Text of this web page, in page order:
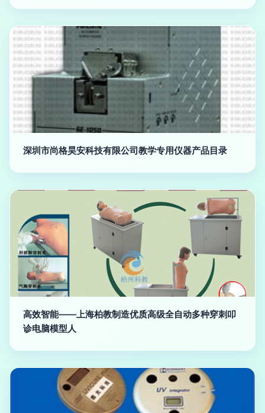
深圳市尚格昊安科技有限公司教学专用仪器产品目录
高效智能——上海柏教制造优质高级全自动多种穿刺叩
诊电脑模型人